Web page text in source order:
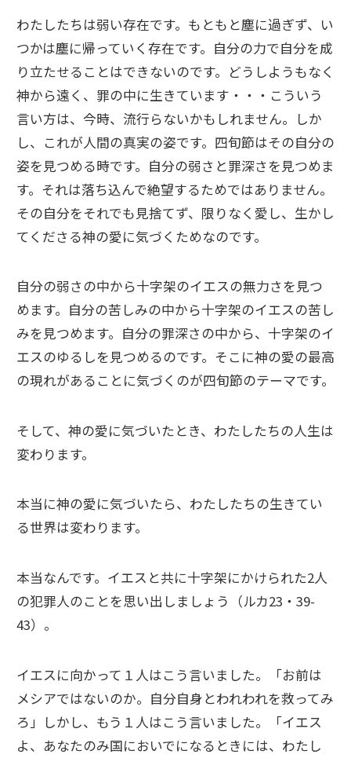
わたしたちは弱い存在です。もともと塵に過ぎず、い
つかは塵に帰っていく存在です。自分の力で自分を成
り立たせることはできないのです。どうしようもなく
神から遠く、罪の中に生きています・・・こういう
言い方は、今時、流行らないかもしれません。しか
し、これが人間の真実の姿です。四旬節はその自分の
姿を見つめる時です。自分の弱さと罪深さを見つめま
す。それは落ち込んで絶望するためではありません。
その自分をそれでも見捨てず、限りなく愛し、生かし
てくださる神の愛に気づくためなのです。
自分の弱さの中から十字架のイエスの無力さを見つ
めます。自分の苦しみの中から十字架のイエスの苦し
みを見つめます。自分の罪深さの中から、十字架のイ
エスのゆるしを見つめるのです。そこに神の愛の最高
の現れがあることに気づくのが四旬節のテーマです。
そして、神の愛に気づいたとき、わたしたちの人生は
変わります。
本当に神の愛に気づいたら、わたしたちの生きてい
る世界は変わります。
本当なんです。イエスと共に十字架にかけられた2人
の犯罪人のことを思い出しましょう（ルカ23・39-
43）。
イエスに向かって１人はこう言いました。「お前は
メシアではないのか。自分自身とわれわれを救ってみ
ろ」しかし、もう１人はこう言いました。「イエス
よ、あなたのみ国においでになるときには、わたし